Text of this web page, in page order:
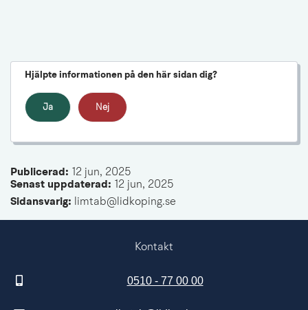
Hjälpte informationen på den här sidan dig?
Ja Nej
Publicerad:
12 jun, 2025
Senast uppdaterad:
12 jun, 2025
Sidansvarig: limtab@lidkoping.se
Kontakt
0510 - 77 00 00